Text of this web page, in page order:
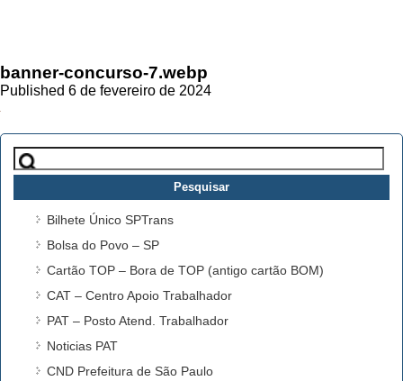
banner-concurso-7.webp
Published 6 de fevereiro de 2024
Pesquisar
por:
Bilhete Único SPTrans
Bolsa do Povo – SP
Cartão TOP – Bora de TOP (antigo cartão BOM)
CAT – Centro Apoio Trabalhador
PAT – Posto Atend. Trabalhador
Noticias PAT
CND Prefeitura de São Paulo